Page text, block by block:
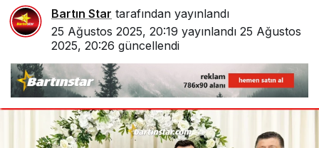
Bartın Star tarafından yayınlandı
25 Ağustos 2025, 20:19 yayınlandı 25 Ağustos
2025, 20:26 güncellendi